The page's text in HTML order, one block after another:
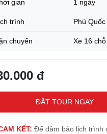
HÒN MÓNG TAY PHÚ QUỐC
HÒN THƠM PHÚ QUỐC
THAM QUAN GRAND WORLD
gian 1 ngày
trình Phú Quốc
chuyển Xe 16 chỗ
đ
ĐẶT TOUR NGAY
KẾT: Để đảm bảo lịch trình